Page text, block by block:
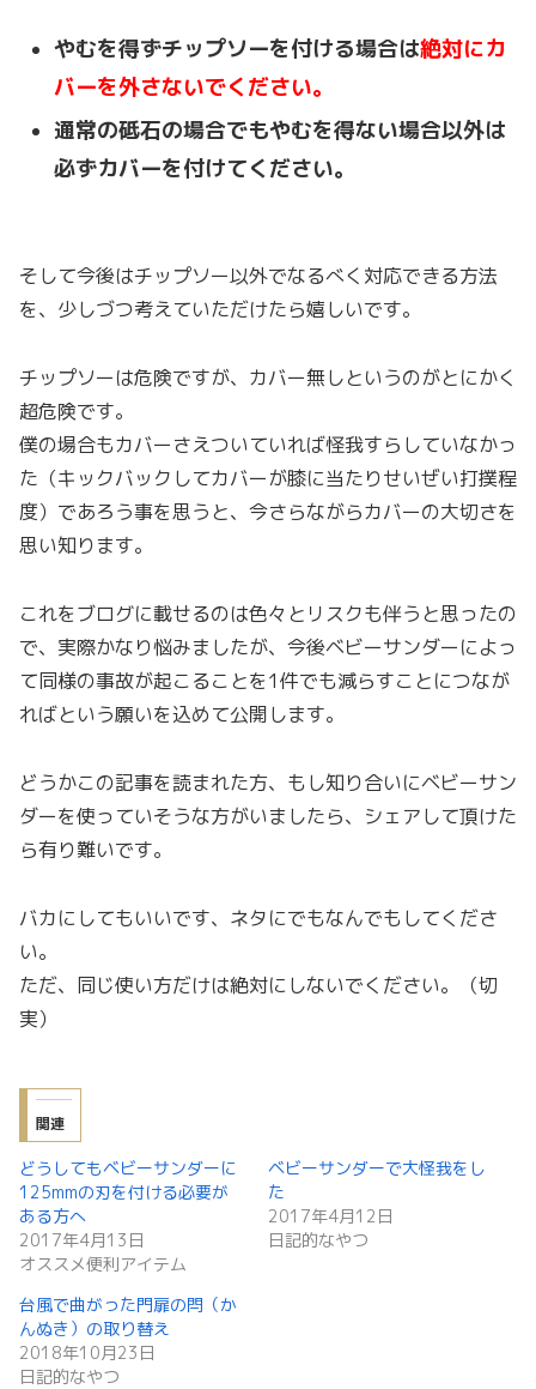
やむを得ずチップソーを付ける場合は絶対にカ
バーを外さないでください。
通常の砥石の場合でもやむを得ない場合以外は
必ずカバーを付けてください。
そして今後はチップソー以外でなるべく対応できる方法
を、少しづつ考えていただけたら嬉しいです。
チップソーは危険ですが、カバー無しというのがとにかく
超危険です。
僕の場合もカバーさえついていれば怪我すらしていなかっ
た（キックバックしてカバーが膝に当たりせいぜい打撲程
度）であろう事を思うと、今さらながらカバーの大切さを
思い知ります。
これをブログに載せるのは色々とリスクも伴うと思ったの
で、実際かなり悩みましたが、今後ベビーサンダーによっ
て同様の事故が起こることを1件でも減らすことにつなが
ればという願いを込めて公開します。
どうかこの記事を読まれた方、もし知り合いにベビーサン
ダーを使っていそうな方がいましたら、シェアして頂けた
ら有り難いです。
バカにしてもいいです、ネタにでもなんでもしてくださ
い。
ただ、同じ使い方だけは絶対にしないでください。（切
実）
関連
どうしてもベビーサンダーに
125mmの刃を付ける必要が
ある方へ
2017年4月13日
オススメ便利アイテム
ベビーサンダーで大怪我をし
た
2017年4月12日
日記的なやつ
台風で曲がった門扉の閂（か
んぬき）の取り替え
2018年10月23日
日記的なやつ